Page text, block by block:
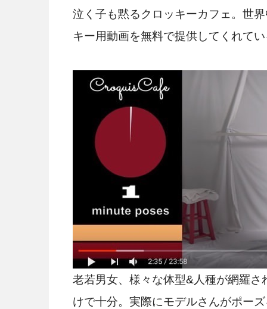
泣く子も黙るクロッキーカフェ。世
キー用動画を無料で提供してくれて
老若男女、様々な体型&人種が網羅
けで十分。実際にモデルさんがポー